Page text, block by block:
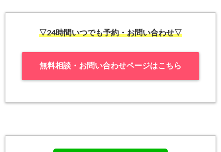
▽24時間いつでも予約・お問い合わせ▽
無料相談・お問い合わせページはこちら